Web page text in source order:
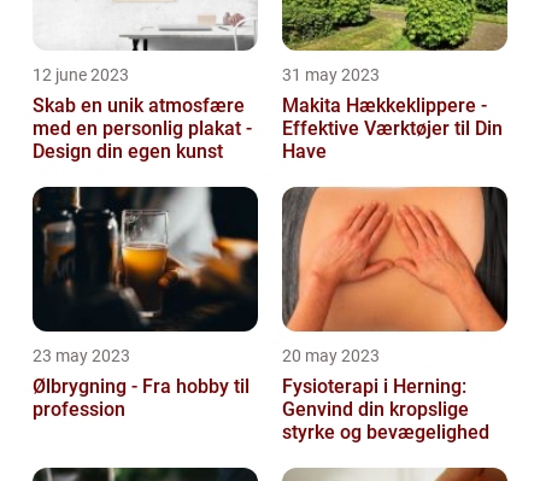
12 june 2023
Skab en unik atmosfære
med en personlig plakat -
Design din egen kunst
31 may 2023
Makita Hækkeklippere -
Effektive Værktøjer til Din
Have
23 may 2023
Ølbrygning - Fra hobby til
profession
20 may 2023
Fysioterapi i Herning:
Genvind din kropslige
styrke og bevægelighed